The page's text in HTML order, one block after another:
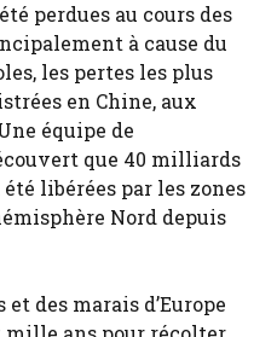
perdues au cours des
à cause du
les pertes les plus
en Chine, aux
équipe de
que 40 milliards
libérées par les zones
Nord depuis
des marais d’Europe